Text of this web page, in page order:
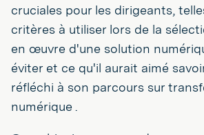
cruciales pour les dirigeants,
critères à utiliser lors de la
en œuvre d'une solution
éviter et ce qu'il aurait aimé
réfléchi à son parcours sur
numérique .